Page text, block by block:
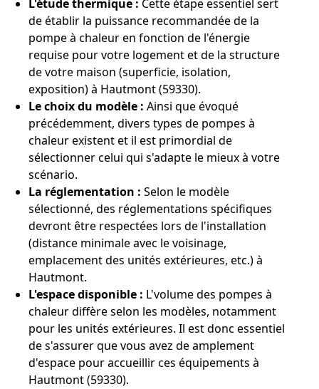
L'étude thermique : Cette étape essentiel sert
de établir la puissance recommandée de la
pompe à chaleur en fonction de l'énergie
requise pour votre logement et de la structure
de votre maison (superficie, isolation,
exposition) à Hautmont (59330).
Le choix du modèle : Ainsi que évoqué
précédemment, divers types de pompes à
chaleur existent et il est primordial de
sélectionner celui qui s'adapte le mieux à votre
scénario.
La réglementation : Selon le modèle
sélectionné, des réglementations spécifiques
devront être respectées lors de l'installation
(distance minimale avec le voisinage,
emplacement des unités extérieures, etc.) à
Hautmont.
L'espace disponible : L'volume des pompes à
chaleur diffère selon les modèles, notamment
pour les unités extérieures. Il est donc essentiel
de s'assurer que vous avez de amplement
d'espace pour accueillir ces équipements à
Hautmont (59330).